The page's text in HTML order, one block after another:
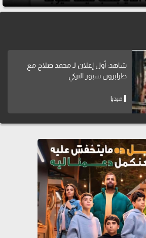
شاهد: أول إعلان لـ محمد صلاح مع
طرابزون سبور التركي
ميديا